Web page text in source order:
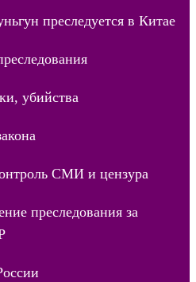
преследуется в Китае
убийства
СМИ и цензура
преследования за